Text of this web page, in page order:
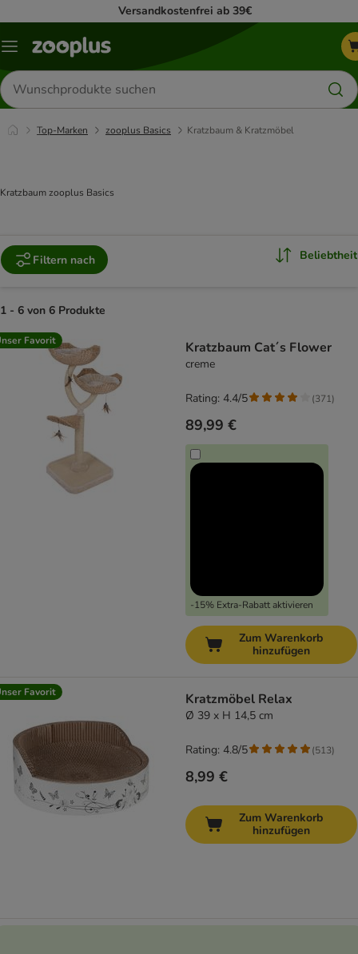
Versandkostenfrei ab 39€
Menü
Produkte
suchen
Top-Marken zooplus Basics Kratzbaum & Kratzmöbel
Kratzbaum zooplus Basics
Filtern nach Beliebtheit
1 - 6 von 6 Produkte
product items have been changed
Favorit Kratzbaum Cat´s Flower
creme
89,99 €
-15% Extra-Rabatt aktivieren
Rating: 4.4/5 (371)
Zum Warenkorb
hinzufügen
Favorit Kratzmöbel Relax
Ø 39 x H 14,5 cm
8,99 €
Rating: 4.8/5 (513)
Zum Warenkorb
hinzufügen